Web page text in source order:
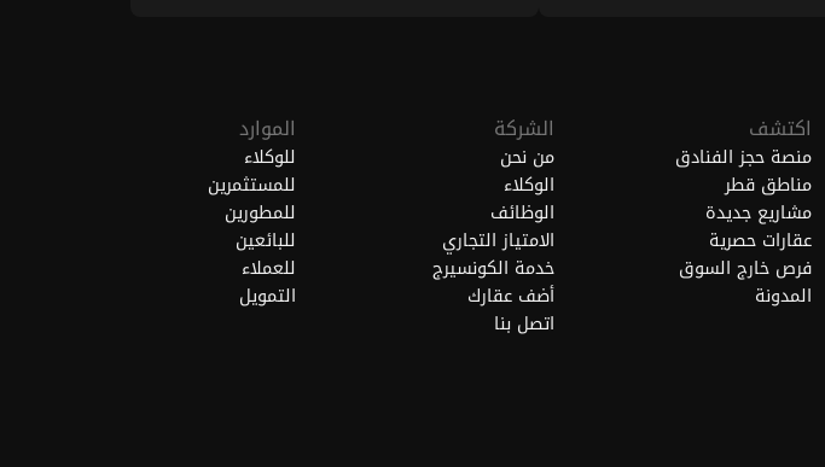
اكتشف
منصة حجز الفنادق
مناطق قطر
مشاريع جديدة
عقارات حصرية
فرص خارج السوق
المدونة
الشركة
من نحن
الوكلاء
الوظائف
الامتياز التجاري
خدمة الكونسيرج
أضف عقارك
اتصل بنا
الموارد
للوكلاء
للمستثمرين
للمطورين
للبائعين
للعملاء
التمويل